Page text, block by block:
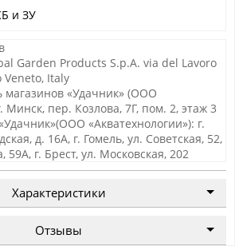
и ЗУ
Garden Products S.p.A. via del Lavoro
Veneto, Italy
магазинов «Удачник» (ООО
Минск, пер. Козлова, 7Г, пом. 2, этаж 3
«Акватехнологии»): г.
д. 16А, г. Гомель, ул. Советская, 52,
г. Брест, ул. Московская, 202
Характеристики
Отзывы